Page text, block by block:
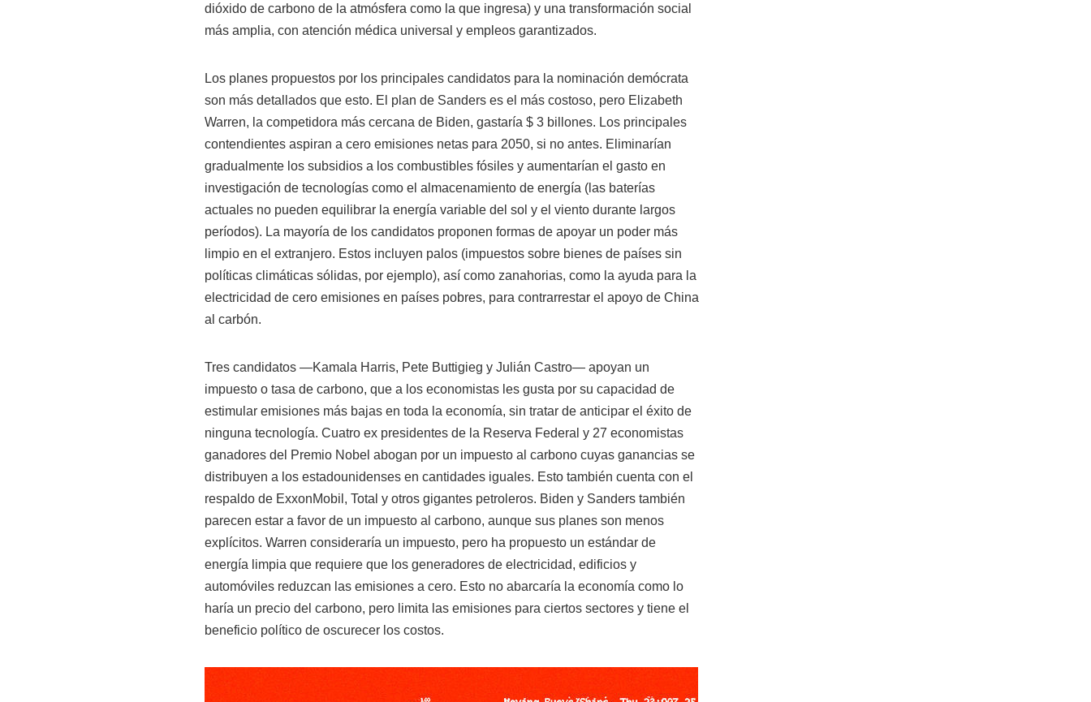
dióxido de carbono de la atmósfera como la que ingresa) y una transformación social
más amplia, con atención médica universal y empleos garantizados.
Los planes propuestos por los principales candidatos para la nominación demócrata
son más detallados que esto. El plan de Sanders es el más costoso, pero Elizabeth
Warren, la competidora más cercana de Biden, gastaría $ 3 billones. Los principales
contendientes aspiran a cero emisiones netas para 2050, si no antes. Eliminarían
gradualmente los subsidios a los combustibles fósiles y aumentarían el gasto en
investigación de tecnologías como el almacenamiento de energía (las baterías
actuales no pueden equilibrar la energía variable del sol y el viento durante largos
períodos). La mayoría de los candidatos proponen formas de apoyar un poder más
limpio en el extranjero. Estos incluyen palos (impuestos sobre bienes de países sin
políticas climáticas sólidas, por ejemplo), así como zanahorias, como la ayuda para la
electricidad de cero emisiones en países pobres, para contrarrestar el apoyo de China
al carbón.
Tres candidatos —Kamala Harris, Pete Buttigieg y Julián Castro— apoyan un
impuesto o tasa de carbono, que a los economistas les gusta por su capacidad de
estimular emisiones más bajas en toda la economía, sin tratar de anticipar el éxito de
ninguna tecnología. Cuatro ex presidentes de la Reserva Federal y 27 economistas
ganadores del Premio Nobel abogan por un impuesto al carbono cuyas ganancias se
distribuyen a los estadounidenses en cantidades iguales. Esto también cuenta con el
respaldo de ExxonMobil, Total y otros gigantes petroleros. Biden y Sanders también
parecen estar a favor de un impuesto al carbono, aunque sus planes son menos
explícitos. Warren consideraría un impuesto, pero ha propuesto un estándar de
energía limpia que requiere que los generadores de electricidad, edificios y
automóviles reduzcan las emisiones a cero. Esto no abarcaría la economía como lo
haría un precio del carbono, pero limita las emisiones para ciertos sectores y tiene el
beneficio político de oscurecer los costos.